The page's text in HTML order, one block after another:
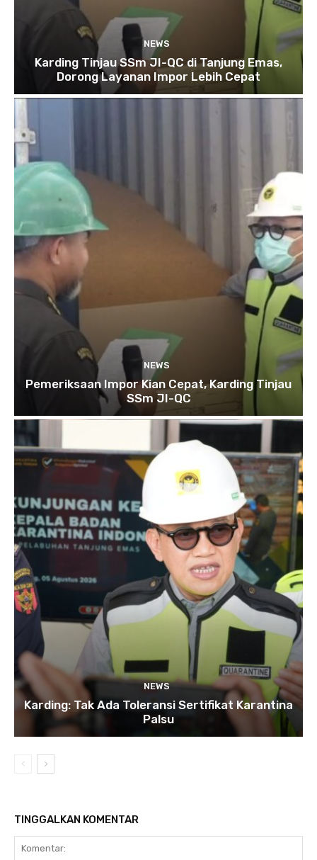
NEWS
Karding Tinjau SSm JI-QC di Tanjung Emas,
Dorong Layanan Impor Lebih Cepat
NEWS
Pemeriksaan Impor Kian Cepat, Karding Tinjau
SSm JI-QC
NEWS
Karding: Tak Ada Toleransi Sertifikat Karantina
Palsu
TINGGALKAN KOMENTAR